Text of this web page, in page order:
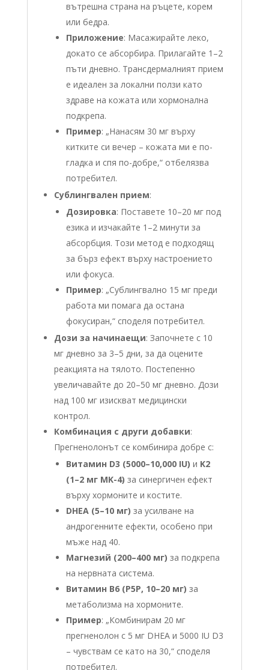
вътрешна страна на ръцете, корем
или бедра.
Приложение: Масажирайте леко,
докато се абсорбира. Прилагайте 1–2
пъти дневно. Трансдермалният прием
е идеален за локални ползи като
здраве на кожата или хормонална
подкрепа.
Пример: „Нанасям 30 мг върху
китките си вечер – кожата ми е по-
гладка и спя по-добре,“ отбелязва
потребител.
Сублингвален прием:
Дозировка: Поставете 10–20 мг под
езика и изчакайте 1–2 минути за
абсорбция. Този метод е подходящ
за бърз ефект върху настроението
или фокуса.
Пример: „Сублингвално 15 мг преди
работа ми помага да остана
фокусиран,“ споделя потребител.
Дози за начинаещи: Започнете с 10
мг дневно за 3–5 дни, за да оцените
реакцията на тялото. Постепенно
увеличавайте до 20–50 мг дневно. Дози
над 100 мг изискват медицински
контрол.
Комбинация с други добавки:
Прегненолонът се комбинира добре с:
Витамин D3 (5000–10,000 IU) и K2
(1–2 мг MK-4) за синергичен ефект
върху хормоните и костите.
DHEA (5–10 мг) за усилване на
андрогенните ефекти, особено при
мъже над 40.
Магнезий (200–400 мг) за подкрепа
на нервната система.
Витамин B6 (P5P, 10–20 мг) за
метаболизма на хормоните.
Пример: „Комбинирам 20 мг
прегненолон с 5 мг DHEA и 5000 IU D3
– чувствам се като на 30,“ споделя
потребител.